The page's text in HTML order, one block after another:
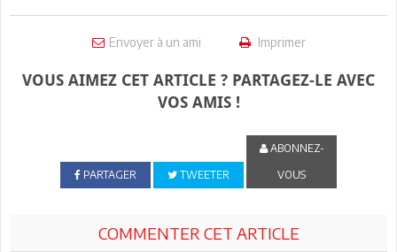
Envoyer à un ami Imprimer
VOUS AIMEZ CET ARTICLE ? PARTAGEZ-LE AVEC
VOS AMIS !
PARTAGER TWEETER
ABONNEZ-
VOUS
COMMENTER CET ARTICLE